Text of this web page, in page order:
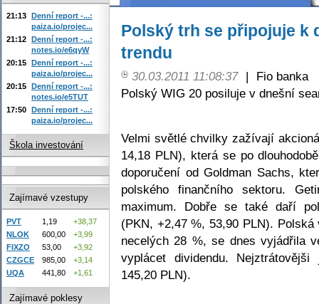
Polský trh se připojuje k
trendu
30.03.2011 11:08:37 |
Fio banka
Polský WIG 20 posiluje v dnešní
Velmi světlé chvilky zažívají
14,18 PLN), která se po
doporučení od Goldman Sachs,
polského finančního sektoru.
maximum. Dobře se také daří
(PKN, +2,47 %, 53,90 PLN).
necelých 28 %, se dnes vyjádřila
vyplácet dividendu.
145,20 PLN).
21:13 Denní report -...:
paiza.io/projec...
21:12 Denní report -...:
notes.io/e6qyW
20:15 Denní report -...:
paiza.io/projec...
20:15 Denní report -...:
notes.io/e5TUT
17:50 Denní report -...:
paiza.io/projec...
Škola investování
Zajímavé vzestupy
PVT 1,19
+38,37
NLOK
600,00
+3,99
FIXZO
53,00
+3,92
CZGCE
985,00
+3,14
UQA
441,80 +1,61
Zajímavé poklesy